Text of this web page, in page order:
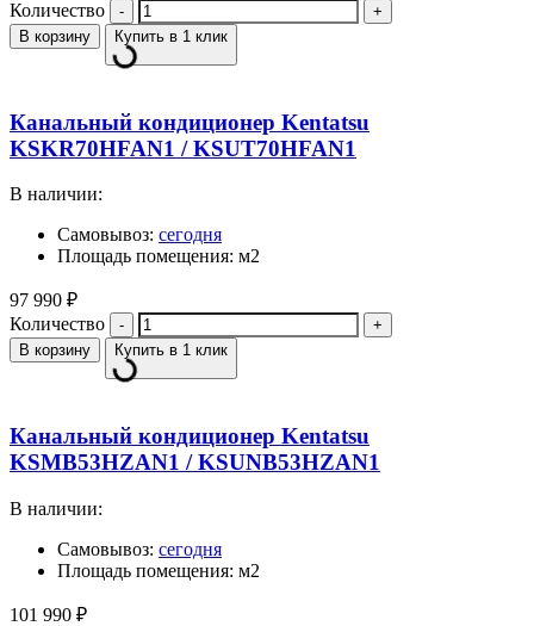
Количество
В корзину Купить в 1 клик
Канальный кондиционер Kentatsu
KSKR70HFAN1 / KSUT70HFAN1
В наличии:
Самовывоз: сегодня
Площадь помещения: м2
97 990 ₽
Количество
В корзину Купить в 1 клик
Канальный кондиционер Kentatsu
KSMB53HZAN1 / KSUNB53HZAN1
В наличии:
Самовывоз: сегодня
Площадь помещения: м2
101 990 ₽